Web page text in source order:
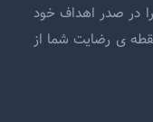
در صدر اهداف خود
ی رضایت شما از